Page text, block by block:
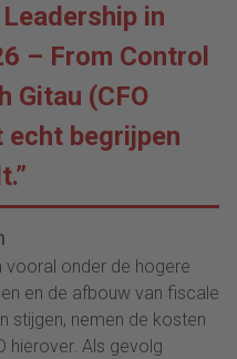
Leadership in
– From Control
Gitau (CFO
echt begrijpen
vooral onder de hogere
en de afbouw van fiscale
stijgen, nemen de kosten
hierover. Als gevolg